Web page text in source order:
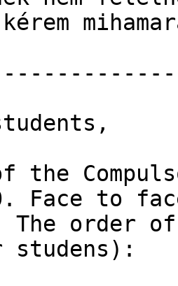
the
Face to
order
studens):